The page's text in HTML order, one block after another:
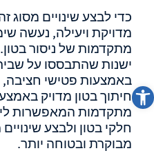
פתח סרגל נגישות
כדי לבצע שינויים מסוג
מדויקת ויעילה, נעשה
מתקדמות של ניסור
ישנות שהתבססו על
באמצעות פטישי חציבה,
חיתוך בטון מדויק
מתקדמות המאפשרות
חלקי בטון ולבצע
מבוקרת ובטוחה יותר.